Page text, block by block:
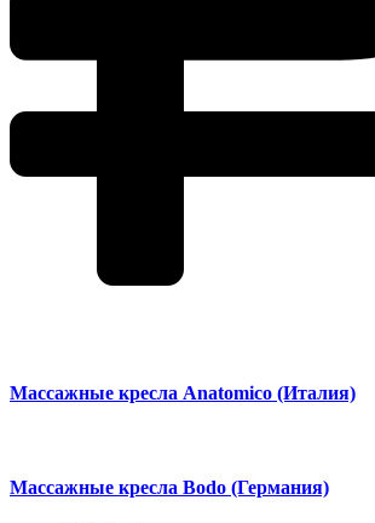
Массажные кресла Anatomico (Италия)
Массажные кресла Bodo (Германия)